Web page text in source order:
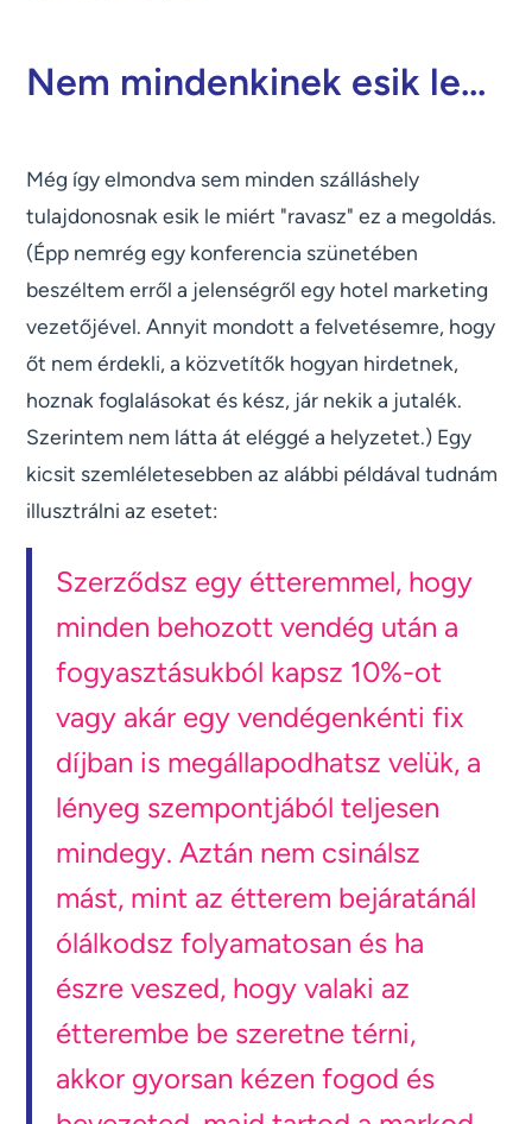
Nem mindenkinek esik le...
Még így elmondva sem minden szálláshely
tulajdonosnak esik le miért "ravasz" ez a megoldás.
(Épp nemrég egy konferencia szünetében
beszéltem erről a jelenségről egy hotel marketing
vezetőjével. Annyit mondott a felvetésemre, hogy
őt nem érdekli, a közvetítők hogyan hirdetnek,
hoznak foglalásokat és kész, jár nekik a jutalék.
Szerintem nem látta át eléggé a helyzetet.) Egy
kicsit szemléletesebben az alábbi példával tudnám
illusztrálni az esetet:
Szerződsz egy étteremmel, hogy
minden behozott vendég után a
fogyasztásukból kapsz 10%-ot
vagy akár egy vendégenkénti fix
díjban is megállapodhatsz velük, a
lényeg szempontjából teljesen
mindegy. Aztán nem csinálsz
mást, mint az étterem bejáratánál
ólálkodsz folyamatosan és ha
észre veszed, hogy valaki az
étterembe be szeretne térni,
akkor gyorsan kézen fogod és